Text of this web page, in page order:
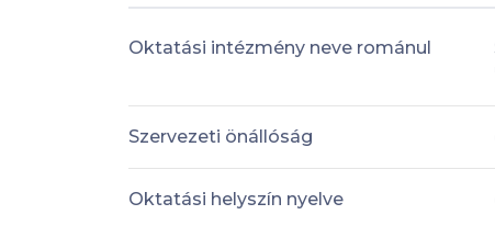
Oktatási intézmény neve románul
Szervezeti önállóság
Oktatási helyszín nyelve